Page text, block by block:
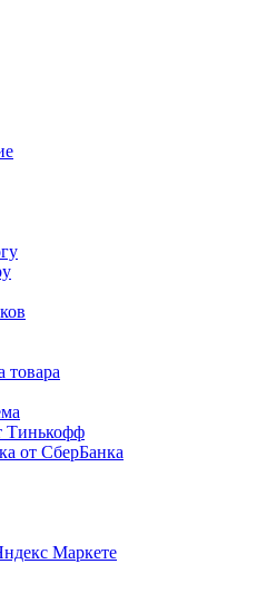
товара
Тинькофф
от СберБанка
Маркете